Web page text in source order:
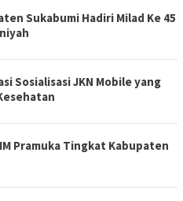
Sukabumi Hadiri Milad Ke 45
Sosialisasi JKN Mobile yang
Pramuka Tingkat Kabupaten